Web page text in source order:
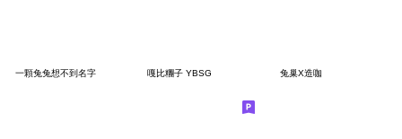
一顆兔兔想不到名字 嘎比糰子 YBSG 兔巢X造咖